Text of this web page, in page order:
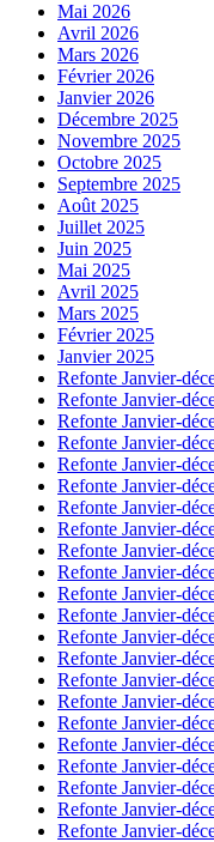
Mai 2026
Avril 2026
Mars 2026
Février 2026
Janvier 2026
Décembre 2025
Novembre 2025
Octobre 2025
Septembre 2025
Août 2025
Juillet 2025
Juin 2025
Mai 2025
Avril 2025
Mars 2025
Février 2025
Janvier 2025
Refonte Janvier-
Refonte Janvier-
Refonte Janvier-
Refonte Janvier-
Refonte Janvier-
Refonte Janvier-
Refonte Janvier-
Refonte Janvier-
Refonte Janvier-
Refonte Janvier-
Refonte Janvier-
Refonte Janvier-
Refonte Janvier-
Refonte Janvier-
Refonte Janvier-
Refonte Janvier-
Refonte Janvier-
Refonte Janvier-
Refonte Janvier-
Refonte Janvier-
Refonte Janvier-
Refonte Janvier-